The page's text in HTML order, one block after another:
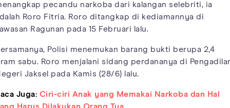
pecandu narkoba dari kalangan selebriti, ia
Roro Fitria. Roro ditangkap di kediamannya di
Ragunan pada 15 Februari lalu.
Polisi menemukan barang bukti berupa 2,4
sabu. Roro menjalani sidang perdananya di
Jaksel pada Kamis (28/6) lalu.
Juga: Ciri-ciri Anak yang Memakai Narkoba dan Hal